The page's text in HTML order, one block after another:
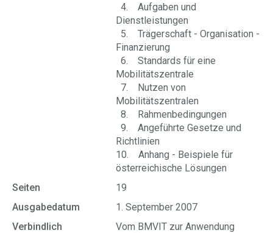
4. Aufgaben und
Dienstleistungen
5. Trägerschaft - Organisation -
Finanzierung
6. Standards für eine
Mobilitätszentrale
7. Nutzen von
Mobilitätszentralen
8. Rahmenbedingungen
9. Angeführte Gesetze und
Richtlinien
10. Anhang - Beispiele für
österreichische Lösungen
Seiten
19
Ausgabedatum
1. September 2007
Verbindlich
Vom BMVIT zur Anwendung